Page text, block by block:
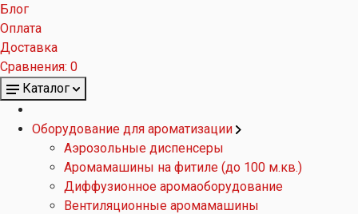
Блог
Оплата
Доставка
Сравнения: 0
Каталог
Оборудование для ароматизации
Аэрозольные диспенсеры
Аромамашины на фитиле (до 100 м.кв.)
Диффузионное аромаоборудование
Вентиляционные аромамашины